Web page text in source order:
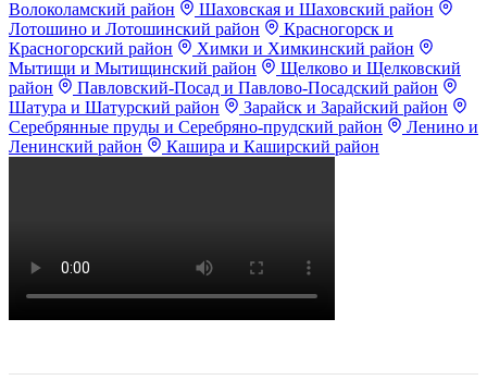
Волоколамский район
Шаховская и Шаховский район
Лотошино и Лотошинский район
Красногорск и
Красногорский район
Химки и Химкинский район
Мытищи и Мытищинский район
Щелково и Щелковский
район
Павловский-Посад и Павлово-Посадский район
Шатура и Шатурский район
Зарайск и Зарайский район
Серебрянные пруды и Серебряно-прудский район
Ленино и
Ленинский район
Кашира и Каширский район